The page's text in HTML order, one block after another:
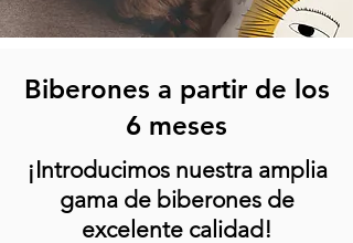
Biberones a partir de los
6 meses
¡Introducimos nuestra amplia
gama de biberones de
excelente calidad!